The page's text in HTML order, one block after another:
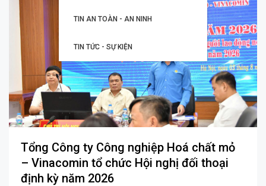
TIN AN TOÀN - AN NINH
TIN TỨC - SỰ KIỆN
Tổng Công ty Công nghiệp Hoá chất mỏ
– Vinacomin tổ chức Hội nghị đối thoại
định kỳ năm 2026